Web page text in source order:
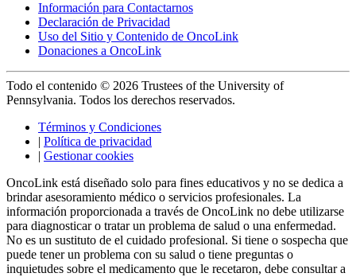
Información para Contactarnos
Declaración de Privacidad
Uso del Sitio y Contenido de OncoLink
Donaciones a OncoLink
Todo el contenido © 2026 Trustees of the University of
Pennsylvania. Todos los derechos reservados.
Términos y Condiciones
| Política de privacidad
| Gestionar cookies
OncoLink está diseñado solo para fines educativos y no se dedica a
brindar asesoramiento médico o servicios profesionales. La
información proporcionada a través de OncoLink no debe utilizarse
para diagnosticar o tratar un problema de salud o una enfermedad.
No es un sustituto de el cuidado profesional. Si tiene o sospecha que
puede tener un problema con su salud o tiene preguntas o
inquietudes sobre el medicamento que le recetaron, debe consultar a